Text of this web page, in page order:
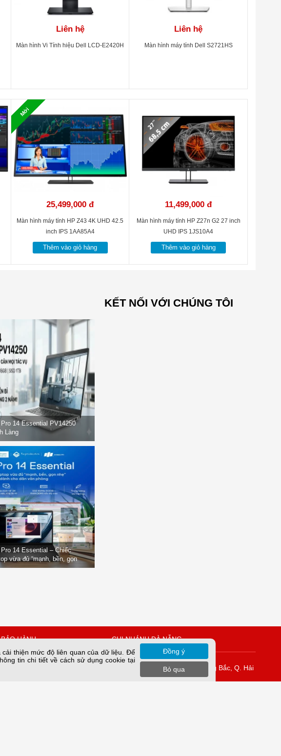
Liên hệ
Màn hình Vi Tính hiệu Dell LCD-E2420H
Liên hệ
Màn hình máy tính Dell S2721HS
Mới
25,499,000 đ
Màn hình máy tính HP Z43 4K UHD 42.5
inch IPS 1AA85A4
Thêm vào giỏ hàng
11,499,000 đ
Màn hình máy tính HP Z27n G2 27 inch
UHD IPS 1JS10A4
Thêm vào giỏ hàng
Pro 14 Essential PV14250
Làng
14 Essential – Chiếc
vừa đủ “mạnh, bền, gọn
dành cho dân văn phòng
KẾT NỐI VỚI CHÚNG TÔI
HÀNH CHI NHÁNH ĐÀ NẴNG
K42/H2/14 Tiểu La, P. Hòa Cường Bắc, Q. Hải
thiện mức độ liên quan của dữ liệu. Để
tin chi tiết về cách sử dụng cookie tại
Đồng ý
Bỏ qua